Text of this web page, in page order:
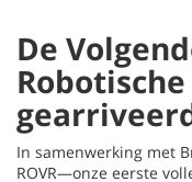
De
In samenwerking met
ROVR—onze eerste